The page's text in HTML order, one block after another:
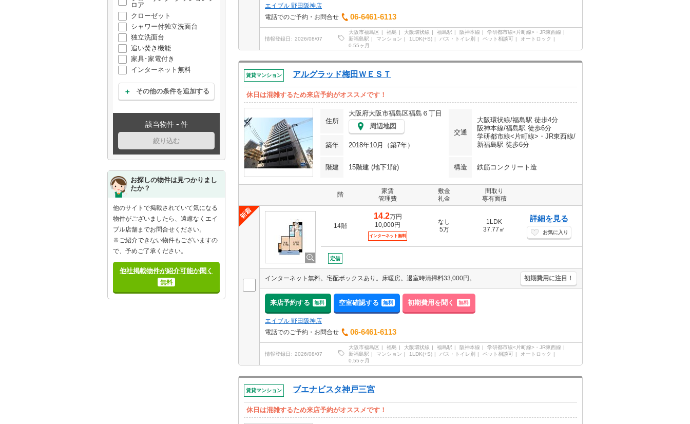
ロア
クローゼット
シャワー付独立洗面台
独立洗面台
追い焚き機能
家具･家電付き
インターネット無料
その他の条件を追加する
該当物件 - 件
絞り込む
お探しの物件は見つかりまし
たか？
他のサイトで掲載されていて気になる
物件がございましたら、遠慮なくエイ
ブル店舗までお問合せください。
※ご紹介できない物件もございますの
で、予めご了承ください。
他社掲載物件が紹介可能か聞く
無料
エイブル 野田阪神店
電話でのご予約・お問合せ
06-6461-6113
情報登録日 2026/08/07
大阪市福島区 福島 大阪環状線 福島駅 阪神本線
学研都市線<片町線>・JR東西線
新福島駅
マンション 1LDK(+S) バス・トイレ別 ペット相談可
オートロック
0.55ヶ月
賃貸マンション アルグラッド梅田ＷＥＳＴ
休日は混雑するため来店予約がオススメです！
住所
大阪府大阪市福島区福島６丁目
周辺地図
交通
大阪環状線/福島駅 徒歩4分
阪神本線/福島駅 徒歩6分
学研都市線<片町線>・JR東西線/
新福島駅 徒歩6分
築年 2018年10月（築7年）
階建 15階建 (地下1階) 構造 鉄筋コンクリート造
階
家賃
管理費
敷金
礼金
間取り
専有面積
14階
14.2万円
10,000円
インターネット無料
なし
5万
1LDK
37.77㎡
詳細を見る
お気に入り
定借
インターネット無料。宅配ボックスあり。床暖房。退室時清掃料33,000円。 初期費用に注目！
来店予約する 無料 空室確認する 無料 初期費用を聞く 無料
エイブル 野田阪神店
電話でのご予約・お問合せ
06-6461-6113
情報登録日 2026/08/07
大阪市福島区 福島 大阪環状線 福島駅 阪神本線
学研都市線<片町線>・JR東西線
新福島駅
マンション 1LDK(+S) バス・トイレ別 ペット相談可
オートロック
0.55ヶ月
賃貸マンション ブエナビスタ神戸三宮
休日は混雑するため来店予約がオススメです！